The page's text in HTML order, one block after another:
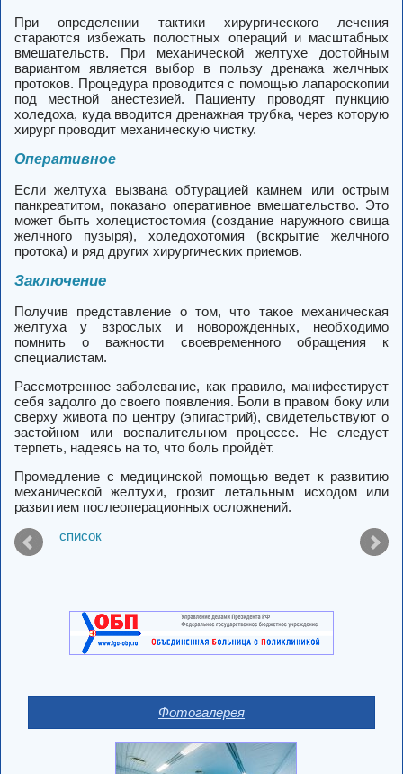
При определении тактики хирургического лечения
стараются избежать полостных операций и масштабных
вмешательств. При механической желтухе достойным
вариантом является выбор в пользу дренажа желчных
протоков. Процедура проводится с помощью лапароскопии
под местной анестезией. Пациенту проводят пункцию
холедоха, куда вводится дренажная трубка, через которую
хирург проводит механическую чистку.
Оперативное
Если желтуха вызвана обтурацией камнем или острым
панкреатитом, показано оперативное вмешательство. Это
может быть холецистостомия (создание наружного свища
желчного пузыря), холедохотомия (вскрытие желчного
протока) и ряд других хирургических приемов.
Заключение
Получив представление о том, что такое механическая
желтуха у взрослых и новорожденных, необходимо
помнить о важности своевременного обращения к
специалистам.
Рассмотренное заболевание, как правило, манифестирует
себя задолго до своего появления. Боли в правом боку или
сверху живота по центру (эпигастрий), свидетельствуют о
застойном или воспалительном процессе. Не следует
терпеть, надеясь на то, что боль пройдёт.
Промедление с медицинской помощью ведет к развитию
механической желтухи, грозит летальным исходом или
развитием послеоперационных осложнений.
список
Фотогалерея